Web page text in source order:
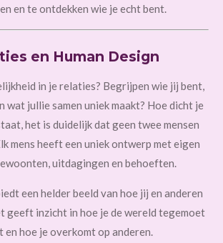
en te ontdekken wie je echt bent.
en Human Design
in je relaties? Begrijpen wie jij bent,
wat jullie samen uniek maakt? Hoe dicht je
het is duidelijk dat geen twee mensen
mens heeft een uniek ontwerp met eigen
uitdagingen en behoeften.
een helder beeld van hoe jij en anderen
geeft inzicht in hoe je de wereld tegemoet
en hoe je overkomt op anderen.